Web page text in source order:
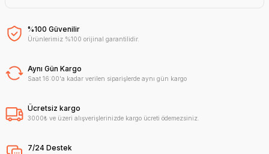
%100 Güvenilir
Ürünlerimiz %100 orijinal garantilidir.
Aynı Gün Kargo
Saat 16:00'a kadar verilen siparişlerde aynı gün kargo
Ücretsiz kargo
3000₺ ve üzeri alışverişlerinizde kargo ücreti ödemezsiniz.
7/24 Destek